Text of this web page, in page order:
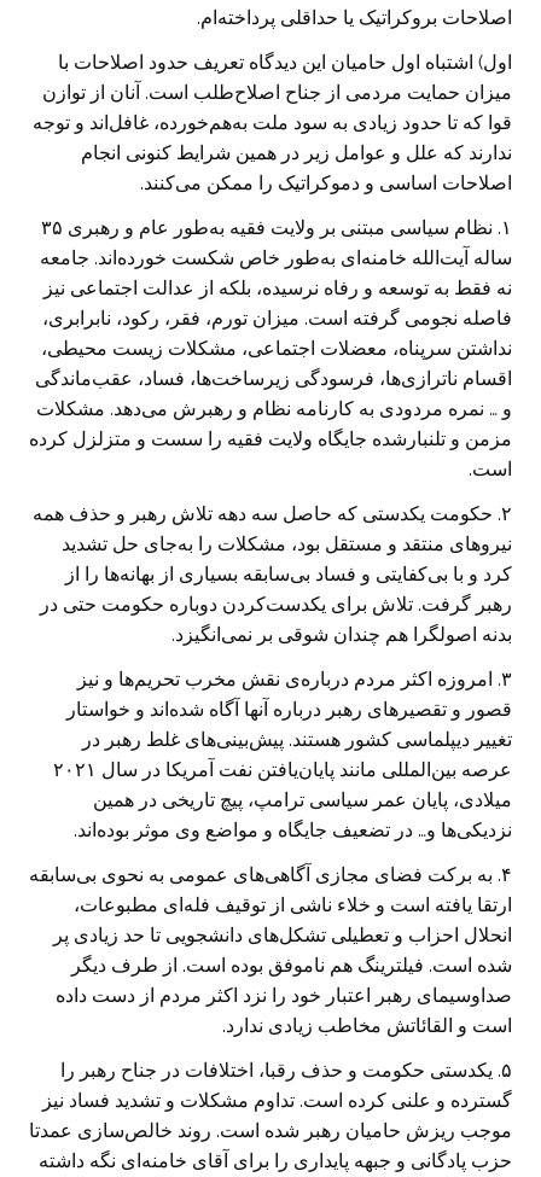
اصلاحات بروکراتیک یا حداقلی پرداخته‌ام.
اول) اشتباه اول حامیان این دیدگاه تعریف حدود اصلاحات با
میزان حمایت مردمی از جناح اصلاح‌طلب است. آنان از توازن
قوا که تا حدود زیادی به سود ملت به‌هم‌خورده، غافل‌اند و توجه
ندارند که علل و عوامل زیر در همین شرایط کنونی انجام
اصلاحات اساسی و دموکراتیک را ممکن می‌کنند.
۱. نظام سیاسی مبتنی بر ولایت فقیه به‌طور عام و رهبری ۳۵
ساله آیت‌الله خامنه‌ای به‌طور خاص شکست خورده‌اند. جامعه
نه فقط به توسعه و رفاه نرسیده، بلکه از عدالت اجتماعی نیز
فاصله نجومی گرفته است. میزان تورم، فقر، رکود، نابرابری،
نداشتن سرپناه، معضلات اجتماعی، مشکلات زیست محیطی،
اقسام ناترازی‌ها، فرسودگی زیرساخت‌ها، فساد، عقب‌ماندگی
و … نمره مردودی به کارنامه نظام و رهبرش می‌دهد. مشکلات
مزمن و تلنبارشده جایگاه ولایت فقیه را سست و متزلزل کرده
است.
۲. حکومت یکدستی که حاصل سه دهه تلاش رهبر و حذف همه
نیروهای منتقد و مستقل بود، مشکلات را به‌جای حل تشدید
کرد و با بی‌کفایتی و فساد بی‌سابقه بسیاری از بهانه‌ها را از
رهبر گرفت. تلاش برای یکدست‌کردن دوباره حکومت حتی در
بدنه اصولگرا هم چندان شوقی بر نمی‌انگیزد.
۳. امروزه اکثر مردم درباره‌ی نقش مخرب تحریم‌ها و نیز
قصور و تقصیرهای رهبر درباره آنها آگاه شده‌اند و خواستار
تغییر دیپلماسی کشور هستند. پیش‌بینی‌های غلط رهبر در
عرصه بین‌المللی مانند پایان‌یافتن نفت آمریکا در سال ۲۰۲۱
میلادی، پایان عمر سیاسی ترامپ، پیچ تاریخی در همین
نزدیکی‌ها و… در تضعیف جایگاه و مواضع وی موثر بوده‌اند.
۴. به برکت فضای مجازی آگاهی‌های عمومی به نحوی بی‌سابقه
ارتقا یافته است و خلاء ناشی از توقیف فله‌ای مطبوعات،
انحلال احزاب و تعطیلی تشکل‌های دانشجویی تا حد زیادی پر
شده است. فیلترینگ هم ناموفق بوده است. از طرف دیگر
صداوسیمای رهبر اعتبار خود را نزد اکثر مردم از دست داده
است و القائاتش مخاطب زیادی ندارد.
۵. یکدستی حکومت و حذف رقبا، اختلافات در جناح رهبر را
گسترده و علنی کرده است. تداوم مشکلات و تشدید فساد نیز
موجب ریزش حامیان رهبر شده است. روند خالص‌سازی عمدتا
حزب پادگانی و جبهه پایداری را برای آقای خامنه‌ای نگه‌ داشته